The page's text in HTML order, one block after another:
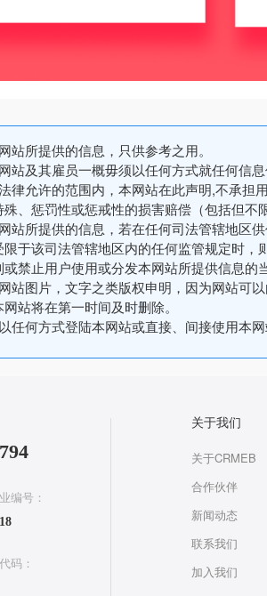
站所提供的信息，只供参考之用。
站及其雇员一概毋须以任何方式就任何信
律允许的范围内，本网站在此声明,不承担
殊、惩罚性或惩戒性的损害赔偿（包括但
站所提供的信息，若在任何司法管辖地区
限于该司法管辖地区内的任何监管规定时
或禁止用户使用或分发本网站所提供信息的
站图片，文字之类版权申明，因为网站可
站将在第一时间及时删除。
任何方式登陆本网站或直接、间接使用本
编号：
码：
关于我们
关于CRMEB
合作伙伴
新闻动态
联系我们
加入我们